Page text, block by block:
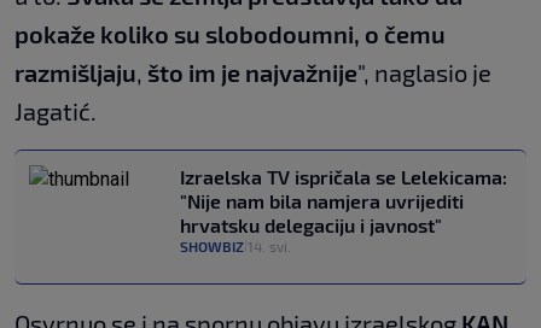
pokaže koliko su slobodoumni, o čemu
razmišljaju, što im je najvažnije", naglasio je
Jagatić.
Izraelska TV ispričala se Lelekicama:
"Nije nam bila namjera uvrijediti
hrvatsku delegaciju i javnost"
SHOWBIZ 14. svi.